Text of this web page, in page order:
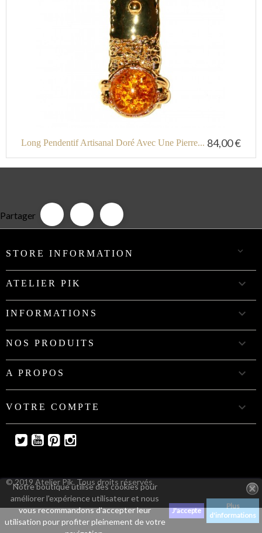
Notre boutique utilise des cookies pour
améliorer l'expérience utilisateur et nous
vous recommandons d'accepter leur
utilisation pour profiter pleinement de votre
J'accepte
Plus
d'informations
Long Pendentif Artisanal Doré Avec Une Pierre... 84,00 €
Partager
STORE INFORMATION 
ATELIER PIK 
INFORMATIONS 
NOS PRODUITS 
A PROPOS 
VOTRE COMPTE 
TwitterYouTube
PinterestInstagram
© 2019 Atelier Pik. Tous droits réservés.